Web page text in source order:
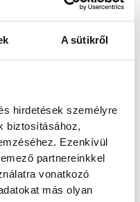
A sütikről
hirdetések személyre
biztosításához,
Ezenkívül
partnereinkkel
vonatkozó
más olyan